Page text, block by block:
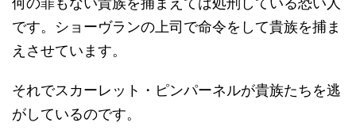
です。ショーヴランの上司で命令をして貴族を捕ま
えさせています。
それでスカーレット・ピンパーネルが貴族たちを逃
がしているのです。